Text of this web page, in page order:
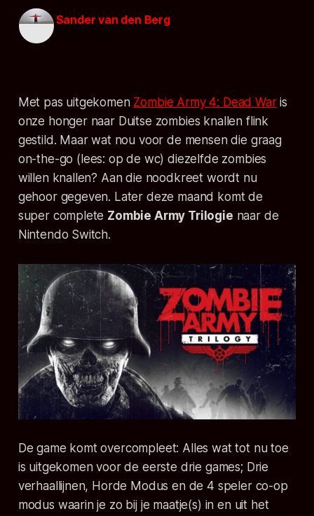
Sander van den Berg
Met pas uitgekomen Zombie Army 4: Dead Waris
onze honger naar Duitse zombies knallen flink
gestild. Maar wat nou voor de mensen die graag
on-the-go (lees: op de wc) diezelfde zombies
willen knallen? Aan die noodkreet wordt nu
gehoor gegeven. Later deze maand komt de
super complete Zombie Army Trilogie naar de
Nintendo Switch.
De game komt overcompleet: Alles wat tot nu toe
is uitgekomen voor de eerste drie games; Drie
verhaallijnen, Horde Modus en de 4 speler co-op
modus waarin je zo bij je maatje(s) in en uit het